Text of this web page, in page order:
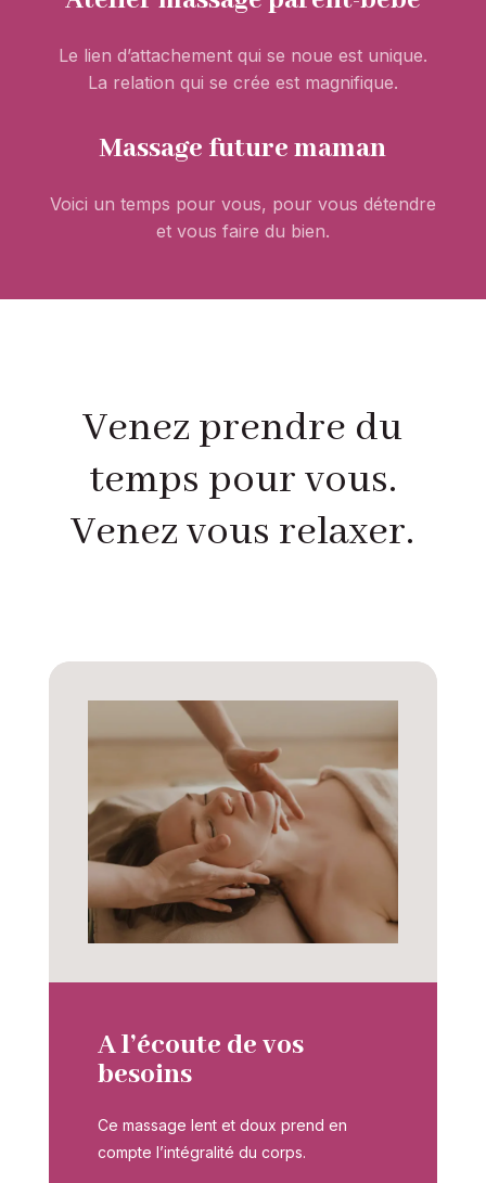
Le lien d’attachement qui se noue est unique.
La relation qui se crée est magnifique.
Massage future maman
Voici un temps pour vous, pour vous détendre
et vous faire du bien.
Venez prendre du
temps pour vous.
Venez vous relaxer.
A l’écoute de vos
besoins
Ce massage lent et doux prend en
compte l’intégralité du corps.